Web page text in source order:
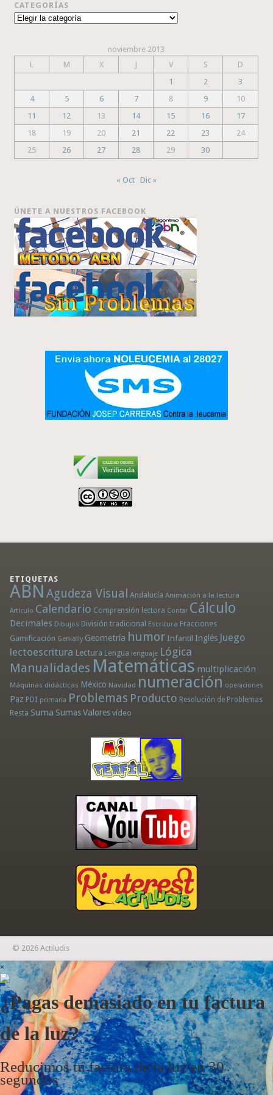
CATEGORÍAS
Categorías
noviembre 2013
L
M X J V S
D
1
2
3
4
5 6 7 8 9
10
11
12 13 14 15 16
17
18
19 20 21 22 23
24
25
26 27 28 29 30
« Oct Dic »
ÚNETE A NUESTROS FACEBOOK
ETIQUETAS
ABN Agudeza Visual Andalucía Animación a la lectura
Artículo Calendario Comprensión lectora Contar Cálculo
Decimales Dibujos División tradicional Escritura Fracciones
Gamificación Genially Geometría humor Infantil Inglés Juego
lectoescritura Lectura Lengua lenguaje Lógica
Manualidades Matemáticas multiplicación
Máquinas didácticas México Navidad numeración operaciones
Paz PDI primaria Problemas Producto Resolución de Problemas
Resta Suma Sumas Valores vídeo
© 2026 Actiludis
×
¿Pagas demasiado en tu factura
de la luz?
Reducimos tu factura de la luz en 30
segundos